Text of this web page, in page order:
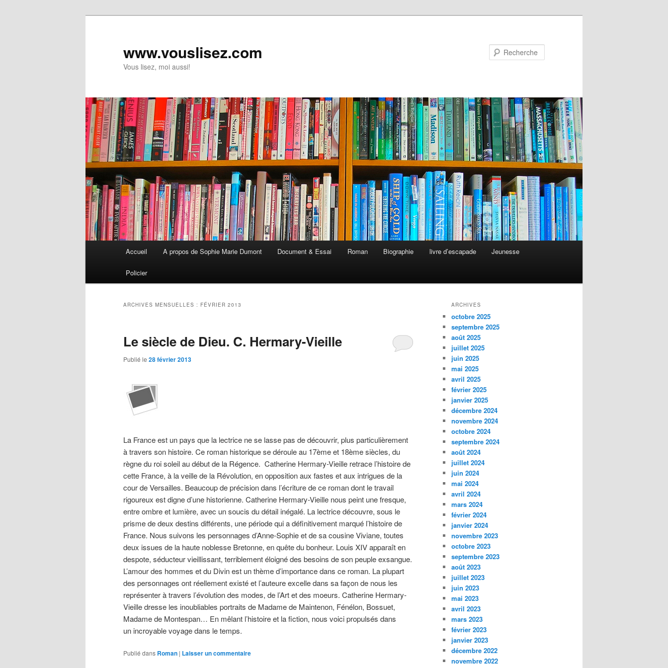
www.vouslisez.com
Vous lisez, moi aussi!
Aller
au
contenu
Aller
au
contenu
Accueil A propos de Sophie Marie Dumont Document & Essai Roman Biographie livre d’escapade Jeunesse
Policier
ARCHIVES MENSUELLES : FÉVRIER 2013
Le siècle de Dieu. C. Hermary-Vieille
Publié le 28 février 2013
La France est un pays que la lectrice ne se lasse pas de découvrir, plus particulièrement
à travers son histoire. Ce roman historique se déroule au 17ème et 18ème siècles, du
règne du roi soleil au début de la Régence. Catherine Hermary-Vieille retrace l’histoire de
cette France, à la veille de la Révolution, en opposition aux fastes et aux intrigues de la
cour de Versailles. Beaucoup de précision dans l’écriture de ce roman dont le travail
rigoureux est digne d’une historienne. Catherine Hermary-Vieille nous peint une fresque,
entre ombre et lumière, avec un soucis du détail inégalé. La lectrice découvre, sous le
prisme de deux destins différents, une période qui a définitivement marqué l’histoire de
France. Nous suivons les personnages d’Anne-Sophie et de sa cousine Viviane, toutes
deux issues de la haute noblesse Bretonne, en quête du bonheur. Louis XIV apparaît en
despote, séducteur vieillissant, terriblement éloigné des besoins de son peuple exsangue.
L’amour des hommes et du Divin est un thème d’importance dans ce roman. La plupart
des personnages ont réellement existé et l’auteure excelle dans sa façon de nous les
représenter à travers l’évolution des modes, de l’Art et des moeurs. Catherine Hermary-
Vieille dresse les inoubliables portraits de Madame de Maintenon, Fénélon, Bossuet,
Madame de Montespan… En mêlant l’histoire et la fiction, nous voici propulsés dans
un incroyable voyage dans le temps.
Publié dans Roman | Laisser un commentaire
ARCHIVES
octobre 2025
septembre 2025
août 2025
juillet 2025
juin 2025
mai 2025
avril 2025
février 2025
janvier 2025
décembre 2024
novembre 2024
octobre 2024
septembre 2024
août 2024
juillet 2024
juin 2024
mai 2024
avril 2024
mars 2024
février 2024
janvier 2024
novembre 2023
octobre 2023
septembre 2023
août 2023
juillet 2023
juin 2023
mai 2023
avril 2023
mars 2023
février 2023
janvier 2023
décembre 2022
novembre 2022